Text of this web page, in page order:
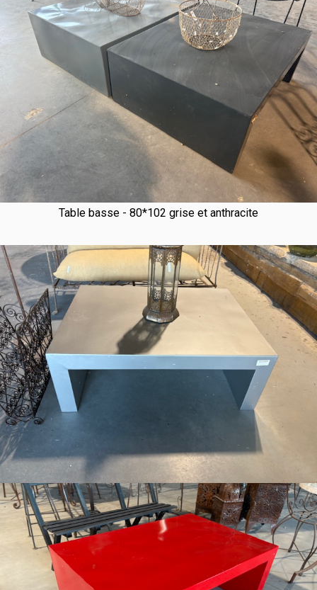
Table basse - 80*102 grise et anthracite